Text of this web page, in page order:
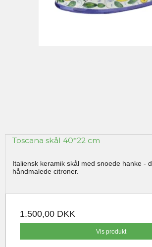
Toscana skål 40*22 cm
Italiensk keramik skål med snoede hanke -
håndmalede citroner.
1.500,00 DKK
Vis produkt